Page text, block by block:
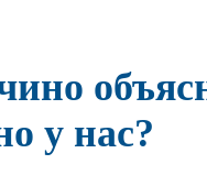
у нас?